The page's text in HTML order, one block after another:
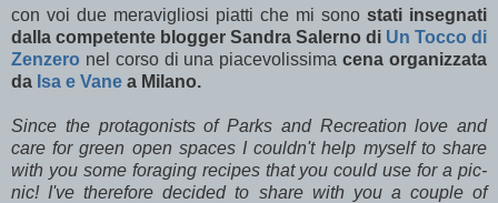
con voi due meravigliosi piatti che mi sono stati insegnati
dalla competente blogger Sandra Salerno di Un Tocco di
Zenzero nel corso di una piacevolissimacena organizzata
da Isa e Vane a Milano.
Since the protagonists of Parks and Recreation love and
care for green open spaces I couldn't help myself to share
with you some foraging recipes that you could use for a pic-
nic! I've therefore decided to share with you a couple of